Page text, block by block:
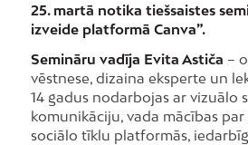
25. martā notika tiešsaistes
izveide platformā Canva”.
Semināru vadīja Evita Astiča –
vēstnese, dizaina eksperte un
14 gadus nodarbojas ar vizuālo
komunikāciju, vada mācības
sociālo tīklu platformās,